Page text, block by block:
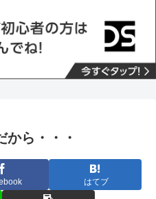
から・・・
はてブ